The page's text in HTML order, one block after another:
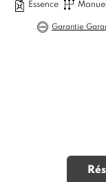
Essence
Garantie